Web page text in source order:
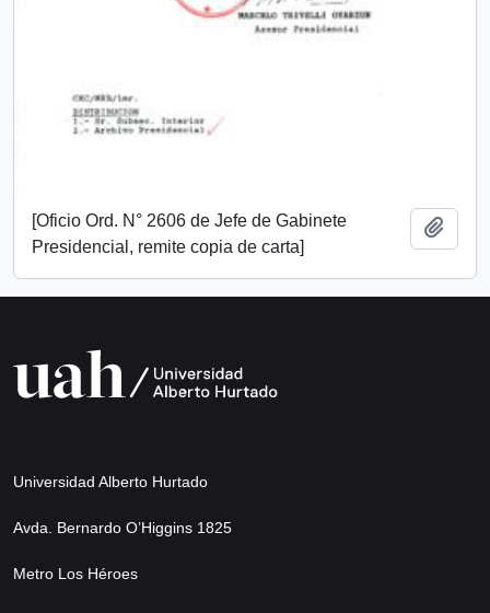
[Oficio Ord. N° 2606 de Jefe de Gabinete
Presidencial, remite copia de carta]
Universidad Alberto Hurtado
Avda. Bernardo O’Higgins 1825
Metro Los Héroes